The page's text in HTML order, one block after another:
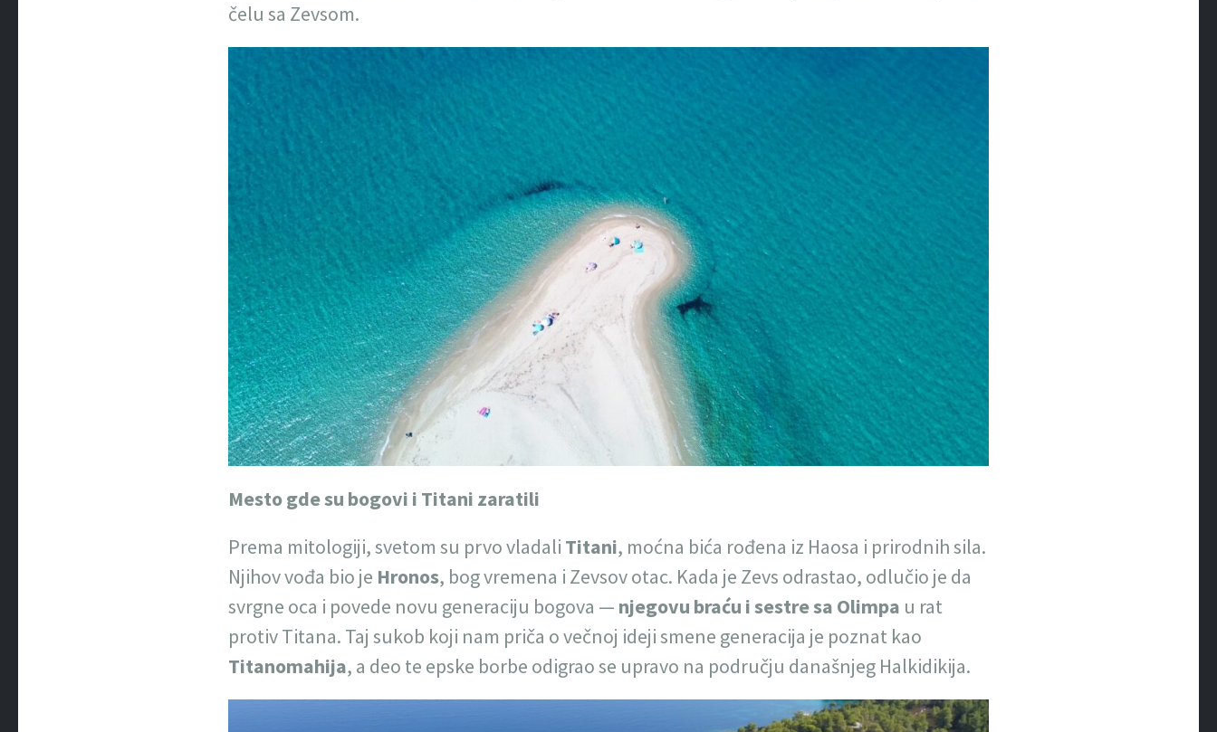
čelu sa Zevsom.
Mesto gde su bogovi i Titani zaratili
Prema mitologiji, svetom su prvo vladali Titani, moćna bića rođena iz Haosa i prirodnih sila.
Njihov vođa bio je Hronos, bog vremena i Zevsov otac. Kada je Zevs odrastao, odlučio je da
svrgne oca i povede novu generaciju bogova — njegovu braću i sestre sa Olimpa u rat
protiv Titana. Taj sukob koji nam priča o večnoj ideji smene generacija je poznat kao
Titanomahija, a deo te epske borbe odigrao se upravo na području današnjeg Halkidikija.